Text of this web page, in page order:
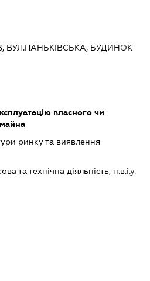
ВУЛ.ПАНЬКІВСЬКА, БУДИНОК
власного чи
ринку та виявлення
та технічна діяльність, н.в.і.у.